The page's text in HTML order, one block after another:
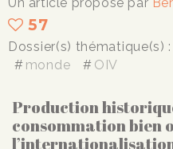
57
Dossier(s) thématique(s) :
monde
OIV
Production
consommation bien